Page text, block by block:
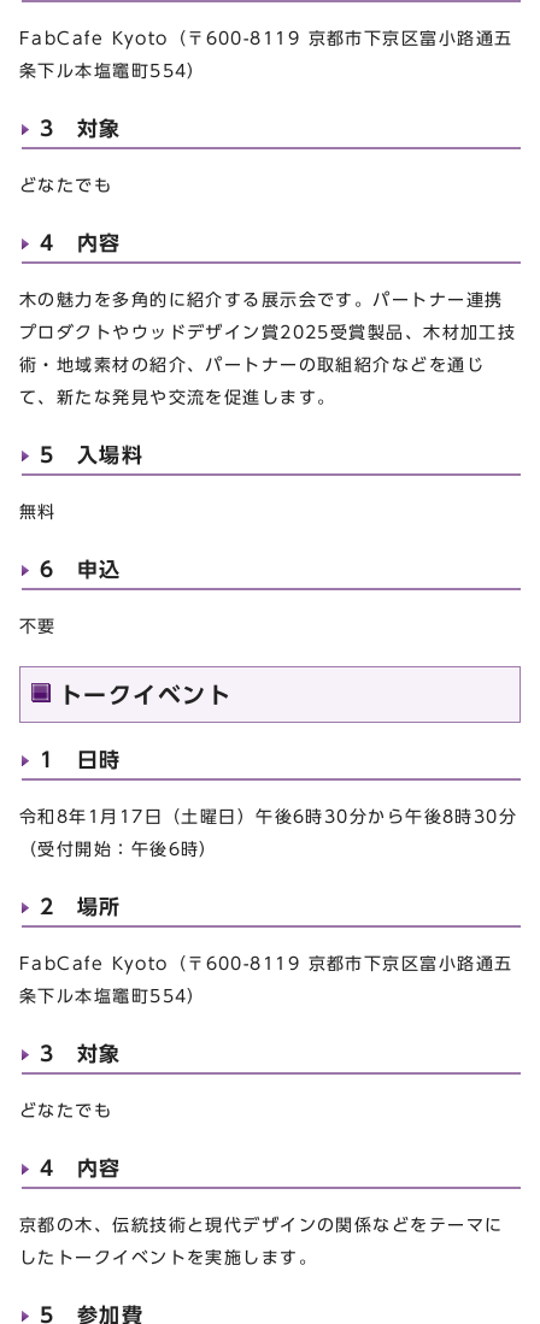
FabCafe Kyoto（〒600-8119 京都市下京区富小路通五
条下​ル本塩竈町554）
3 対象
どなたでも
4 内容
木の魅力を多角的に紹介する展示会です。パートナー連携
プロダクトやウッドデザイン賞2025受賞製品、木材加工技
術・地域素材の紹介、パートナーの取組紹介などを通じ
て、新たな発見や交流を促進します。
5 入場料
無料
6 申込
不要
トークイベント
1 日時
令和8年1月17日（土曜日）午後6時30分から午後8時30分
（受付開始：午後6時）
2 場所
FabCafe Kyoto（〒600-8119 京都市下京区富小路通五
条下​ル本塩竈町554）
3 対象
どなたでも
4 内容
京都の木、伝統技術と現代デザインの関係などをテーマに
したトークイベントを実施します。
5 参加費